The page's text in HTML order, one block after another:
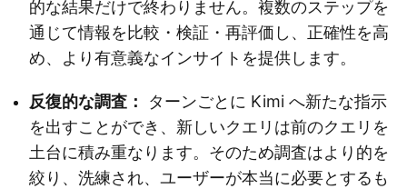
的な結果だけで終わりません。複数のステップを
通じて情報を比較・検証・再評価し、正確性を高
め、より有意義なインサイトを提供します。
反復的な調査：
ターンごとに Kimi へ新たな指示
を出すことができ、新しいクエリは前のクエリを
土台に積み重なります。そのため調査はより的を
絞り、洗練され、ユーザーが本当に必要とするも